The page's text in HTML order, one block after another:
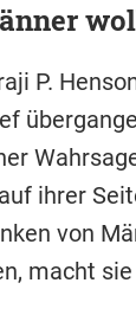
P.
ihrer
von
macht